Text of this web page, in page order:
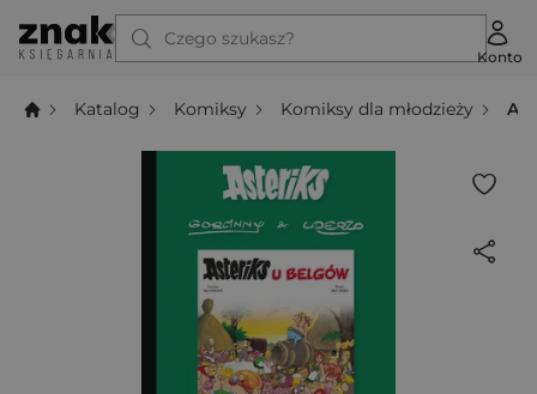
Czego szukasz?
Konto
Katalog Komiksy Komiksy dla młodzieży